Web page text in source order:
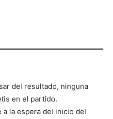
del resultado, ninguna
en el partido.
a la espera del inicio del